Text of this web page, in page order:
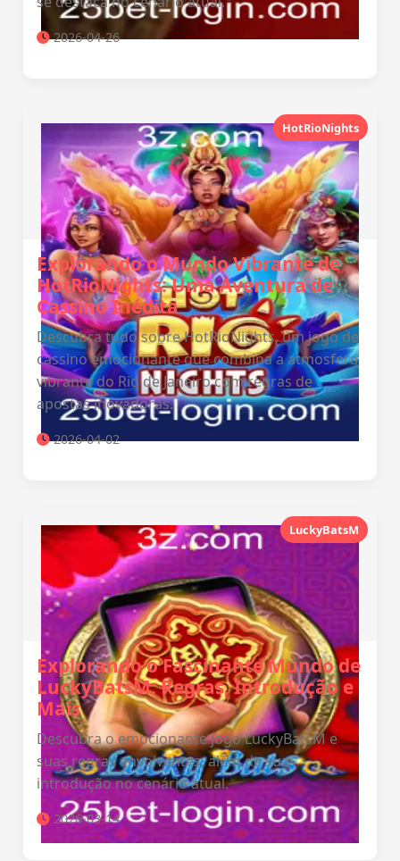
2026-04-26
HotRioNights
Explorando o Mundo Vibrante de
HotRioNights: Uma Aventura de
Cassino Inédita
Descubra tudo sobre HotRioNights, um jogo de
cassino emocionante que combina a atmosfera
vibrante do Rio de Janeiro com regras de
apostas inovadoras.
2026-04-02
LuckyBatsM
Explorando o Fascinante Mundo de
LuckyBatsM: Regras, Introdução e
Mais
Descubra o emocionante jogo LuckyBatsM e
suas regras envolventes, além de sua
introdução no cenário atual.
2026-03-14